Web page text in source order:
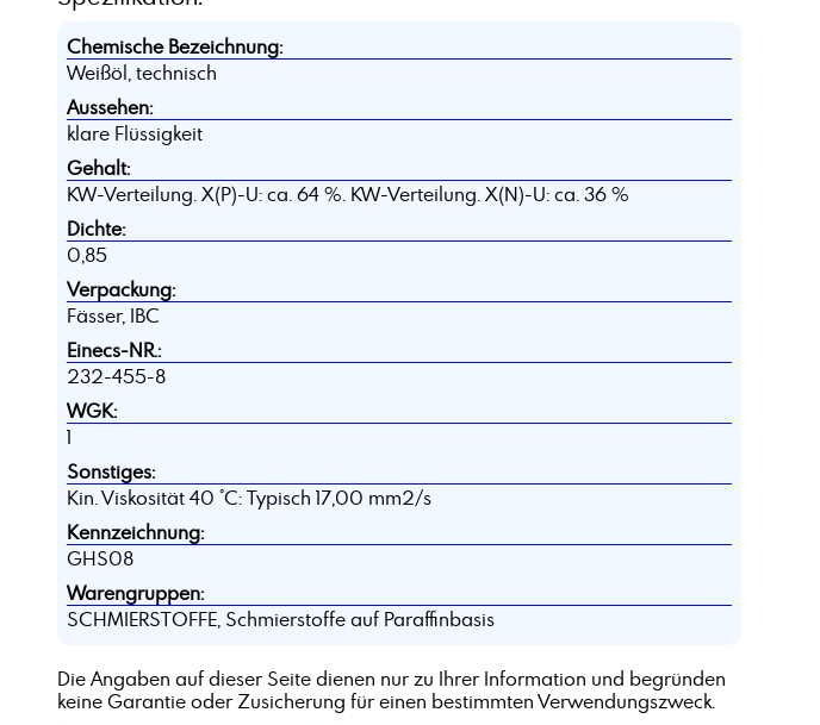
Chemische Bezeichnung:
Weißöl, technisch
Aussehen:
klare Flüssigkeit
Gehalt:
KW-Verteilung. X(P)-U: ca. 64 %. KW-Verteilung. X(N)-U: ca. 36 %
Dichte:
0,85
Verpackung:
Fässer, IBC
Einecs-NR.:
232-455-8
WGK:
1
Sonstiges:
Kin. Viskosität 40 °C: Typisch 17,00 mm2/s
Kennzeichnung:
GHS08
Warengruppen:
SCHMIERSTOFFE, Schmierstoffe auf Paraffinbasis
Die Angaben auf dieser Seite dienen nur zu Ihrer Information und begründen
keine Garantie oder Zusicherung für einen bestimmten Verwendungszweck.